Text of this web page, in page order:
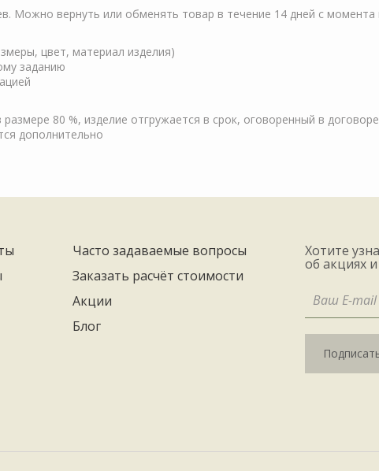
Можно вернуть или обменять товар в течение 14 дней с момента
цвет, материал изделия)
заданию
80 %, изделие отгружается в срок, оговоренный в
дополнительно
Часто задаваемые вопросы
Заказать расчёт стоимости
Акции
Блог
Хотите
об акциях и